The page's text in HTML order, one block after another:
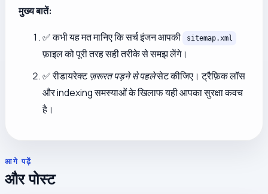
मुख्य बातें:
✅ कभी यह मत मानिए कि सर्च इंजन आपकी
sitemap.xml
फ़ाइल को पूरी तरह सही तरीके से समझ लेंगे।
✅ रीडायरेक्टज़रूरत पड़ने से पहलेसेट कीजिए। ट्रैफ़िक लॉस
और indexing समस्याओं के खिलाफ यही आपका सुरक्षा कवच
है।
आगे पढ़ें
और पोस्ट